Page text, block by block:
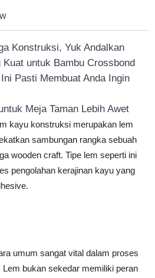
Konstruksi, Yuk Andalkan
untuk Bambu Crossbond
Pasti Membuat Anda Ingin
Meja Taman Lebih Awet
kayu konstruksi merupakan lem
sambungan rangka sebuah
wooden craft. Tipe lem seperti ini
pengolahan kerajinan kayu yang
umum sangat vital dalam proses
bukan sekedar memiliki peran